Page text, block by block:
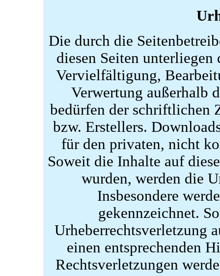
Die durch die
diesen Seiten unterliegen
Vervielfältigung,
Verwertung außerhalb
bedürfen der schriftlichen
bzw. Erstellers.
für den privaten, nicht
Soweit die Inhalte auf
wurden, werden die
Insbesondere
gekennzeichnet.
Urheberrechtsverletzung
einen entsprechenden
Rechtsverletzungen